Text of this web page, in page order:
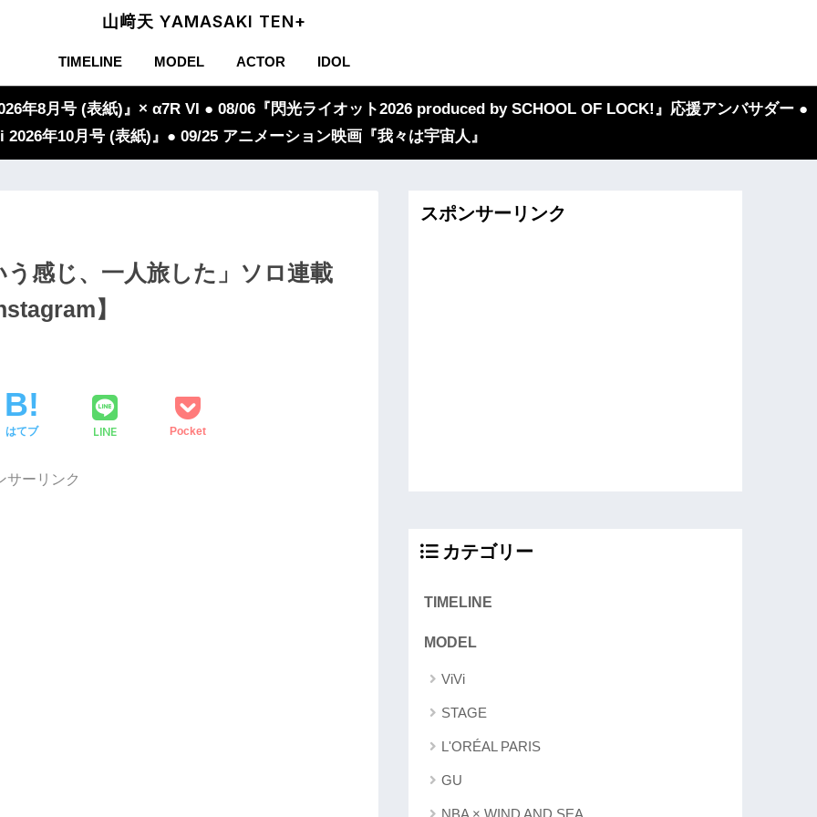
山﨑天 YAMASAKI TEN+
TIMELINE MODEL ACTOR IDOL
年8月号 (表紙)』× α7R VI ● 08/06『閃光ライオット2026 produced by SCHOOL OF LOCK!』応援アンバサダー ●
2026年10月号 (表紙)』● 09/25 アニメーション映画『我々は宇宙人』
感じ、一人旅した」ソロ連載
】
はてブ LINE Pocket
サーリンク
スポンサーリンク
カテゴリー
TIMELINE
MODEL
ViVi
STAGE
L'ORÉAL PARIS
GU
NBA × WIND AND SEA